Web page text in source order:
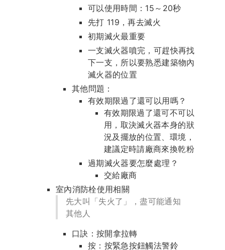
可以使用時間：15～20秒
先打 119，再去滅火
初期滅火最重要
一支滅火器噴完，可趕快再找
下一支，所以要熟悉建築物內
滅火器的位置
其他問題：
有效期限過了還可以用嗎？
有效期限過了還可不可以
用，取決滅火器本身的狀
況及擺放的位置、環境，
建議定時請廠商來換乾粉
過期滅火器要怎麼處理？
交給廠商
室內消防栓使用相關
先大叫「失火了」，盡可能通知
其他人
口訣：按開拿拉轉
按：按緊急按鈕觸法警鈴